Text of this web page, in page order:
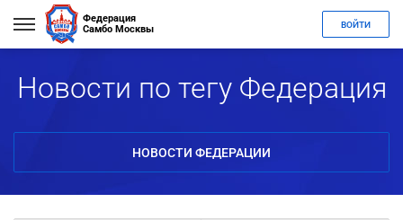
Федерация
Самбо Москвы
ВОЙТИ
Новости по тегу Федерация
НОВОСТИ ФЕДЕРАЦИИ